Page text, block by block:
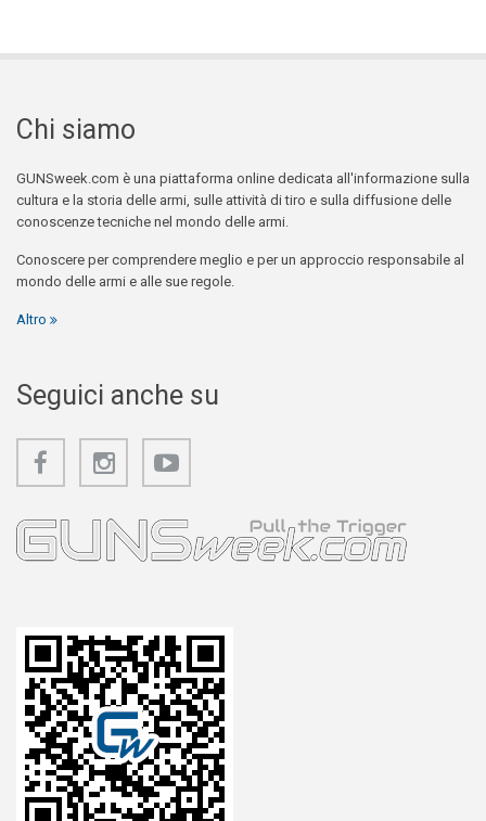
Chi siamo
GUNSweek.com è una piattaforma online dedicata all'informazione sulla
cultura e la storia delle armi, sulle attività di tiro e sulla diffusione delle
conoscenze tecniche nel mondo delle armi.
Conoscere per comprendere meglio e per un approccio responsabile al
mondo delle armi e alle sue regole.
Altro
Seguici anche su